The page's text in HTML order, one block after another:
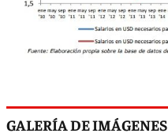
GALERÍA DE IMÁGENES